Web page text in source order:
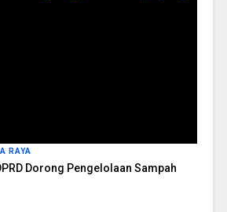
RAYA
Dorong Pengelolaan Sampah